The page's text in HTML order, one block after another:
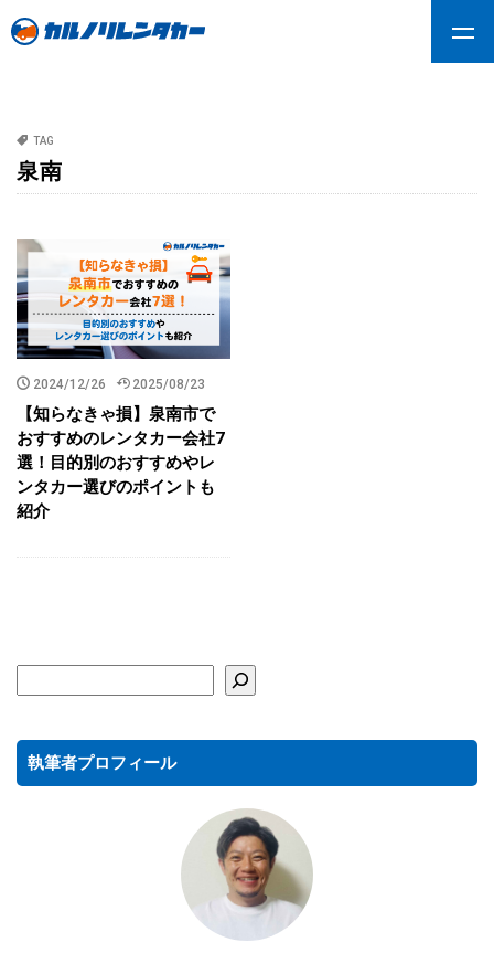
TAG
泉南
2024/12/26 2025/08/23
【知らなきゃ損】泉南市で
おすすめのレンタカー会社7
選！目的別のおすすめやレ
ンタカー選びのポイントも
紹介
執筆者プロフィール